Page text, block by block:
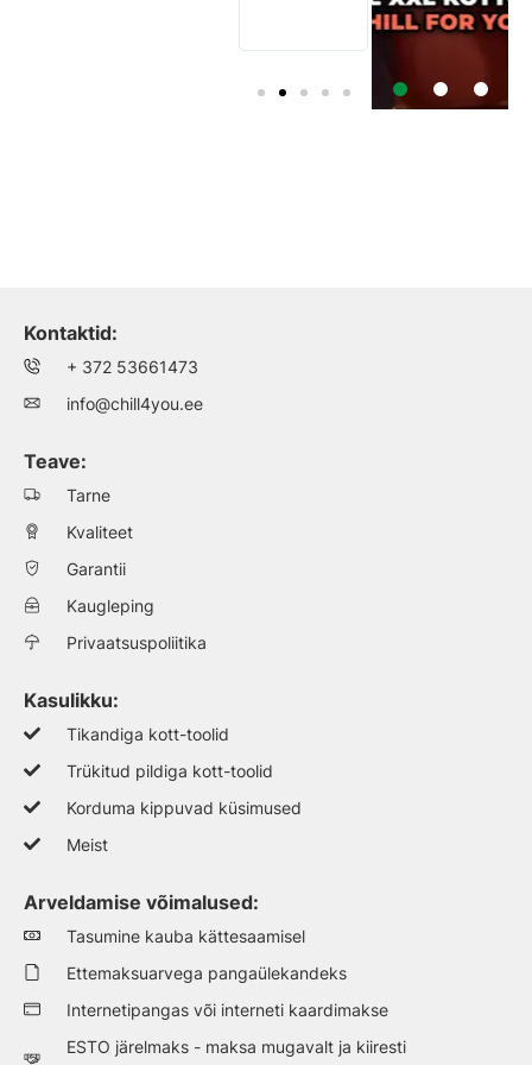
Kontaktid:
+ 372 53661473
info@chill4you.ee
Teave:
Tarne
Kvaliteet
Garantii
Kaugleping
Privaatsuspoliitika
Kasulikku:
Tikandiga kott-toolid
Trükitud pildiga kott-toolid
Korduma kippuvad küsimused
Meist
Arveldamise võimalused:
Tasumine kauba kättesaamisel
Ettemaksuarvega pangaülekandeks
Internetipangas või interneti kaardimakse
ESTO järelmaks - maksa mugavalt ja kiiresti